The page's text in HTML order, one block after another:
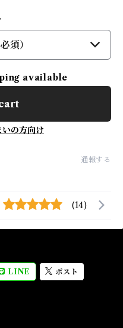
須）
available
の方向け
通報する
(14)
LINE ポスト